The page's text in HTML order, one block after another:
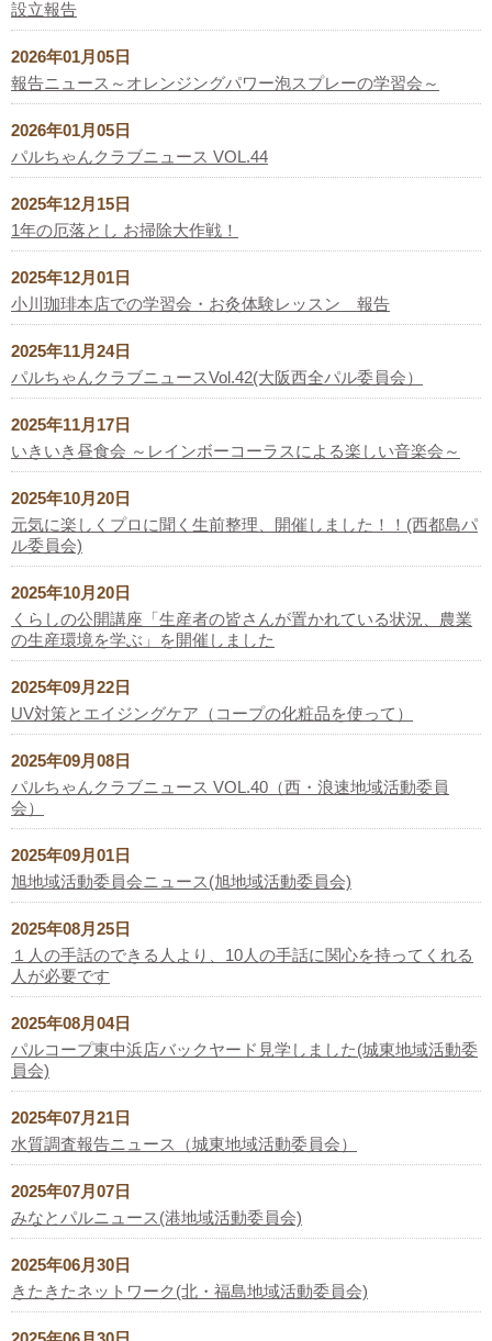
設立報告
2026年01月05日
報告ニュース～オレンジングパワー泡スプレーの学習会～
2026年01月05日
パルちゃんクラブニュース VOL.44
2025年12月15日
1年の厄落とし お掃除大作戦！
2025年12月01日
小川珈琲本店での学習会・お灸体験レッスン 報告
2025年11月24日
パルちゃんクラブニュースVol.42(大阪西全パル委員会）
2025年11月17日
いきいき昼食会 ～レインボーコーラスによる楽しい音楽会～
2025年10月20日
元気に楽しくプロに聞く生前整理、開催しました！！(西都島パ
ル委員会)
2025年10月20日
くらしの公開講座「生産者の皆さんが置かれている状況、農業
の生産環境を学ぶ」を開催しました
2025年09月22日
UV対策とエイジングケア（コープの化粧品を使って）
2025年09月08日
パルちゃんクラブニュース VOL.40（西・浪速地域活動委員
会）
2025年09月01日
旭地域活動委員会ニュース(旭地域活動委員会)
2025年08月25日
１人の手話のできる人より、10人の手話に関心を持ってくれる
人が必要です
2025年08月04日
パルコープ東中浜店バックヤード見学しました(城東地域活動委
員会)
2025年07月21日
水質調査報告ニュース（城東地域活動委員会）
2025年07月07日
みなとパルニュース(港地域活動委員会)
2025年06月30日
きたきたネットワーク(北・福島地域活動委員会)